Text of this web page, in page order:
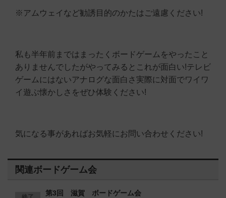
※アムウェイなど勧誘目的のかたはご遠慮ください!
私も半年前まではまったくボードゲームをやったこと
ありませんでしたがやってみるとこれが面白い!テレビ
ゲームにはないアナログな面白さ実際に対面でワイワ
イ遊ぶ懐かしさをぜひ体験ください!
気になる事があればお気軽にお問い合わせください!
関連ボードゲーム会
第3回 滋賀 ボードゲーム会